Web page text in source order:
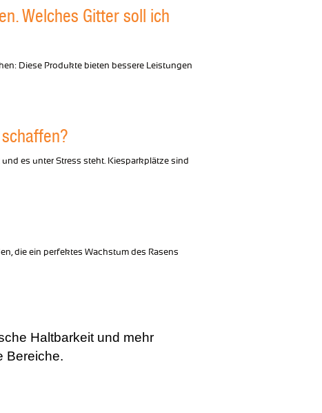
Welches Gitter soll ich
Diese Produkte bieten bessere Leistungen
es unter Stress steht. Kiesparkplätze sind
die ein perfektes Wachstum des Rasens
Haltbarkeit und mehr
Bereiche.